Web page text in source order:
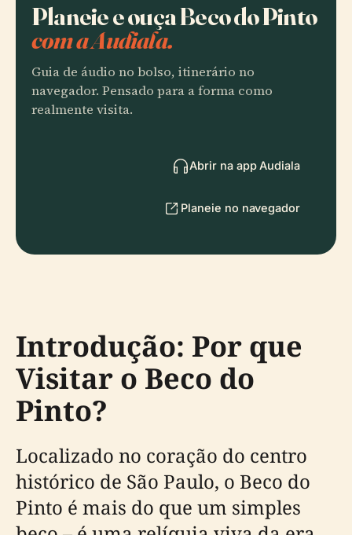
Planeie e ouça Beco do Pinto
com a Audiala.
Guia de áudio no bolso, itinerário no
navegador. Pensado para a forma como
realmente visita.
Abrir na app Audiala
Planeie no navegador
Introdução: Por que
Visitar o Beco do
Pinto?
Localizado no coração do centro
histórico de São Paulo, o Beco do
Pinto é mais do que um simples